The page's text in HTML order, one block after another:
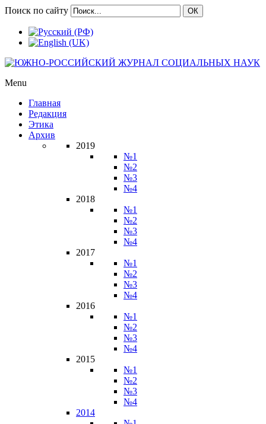
Поиск по сайту ОК
Menu
Главная
Редакция
Этика
Архив
2019
№1
№2
№3
№4
2018
№1
№2
№3
№4
2017
№1
№2
№3
№4
2016
№1
№2
№3
№4
2015
№1
№2
№3
№4
2014